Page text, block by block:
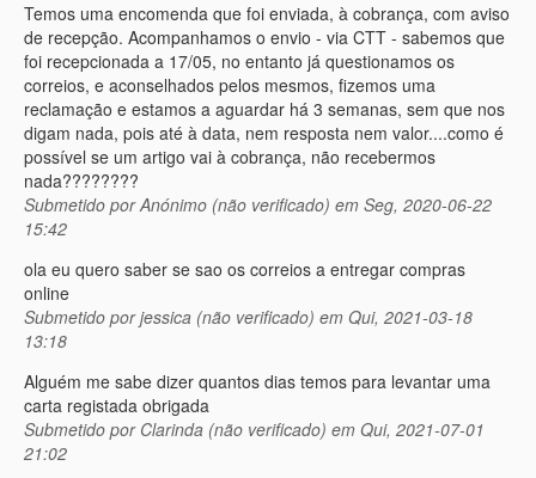
Temos uma encomenda que foi enviada, à cobrança, com aviso
de recepção. Acompanhamos o envio - via CTT - sabemos que
foi recepcionada a 17/05, no entanto já questionamos os
correios, e aconselhados pelos mesmos, fizemos uma
reclamação e estamos a aguardar há 3 semanas, sem que nos
digam nada, pois até à data, nem resposta nem valor....como é
possível se um artigo vai à cobrança, não recebermos
nada????????
Submetido porAnónimo (não verificado) em Seg, 2020-06-22
15:42
ola eu quero saber se sao os correios a entregar compras
online
Submetido porjessica (não verificado) em Qui, 2021-03-18
13:18
Alguém me sabe dizer quantos dias temos para levantar uma
carta registada obrigada
Submetido por Clarinda (não verificado) em Qui, 2021-07-01
21:02